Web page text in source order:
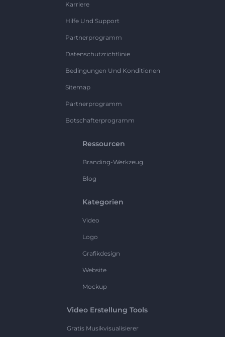
Karriere
Hilfe Und Support
Partnerprogramm
Datenschutzrichtlinie
Bedingungen Und Konditionen
Sitemap
Partnerprogramm
Botschafterprogramm
Ressourcen
Branding-Werkzeug
Blog
Kategorien
Video
Logo
Grafikdesign
Website
Mockup
Video Erstellung Tools
Gratis Musikvisualisierer